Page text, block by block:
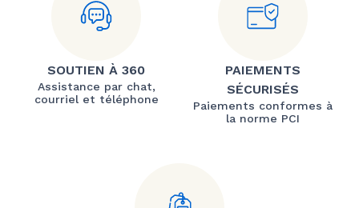
SOUTIEN À 360
Assistance par chat,
courriel et téléphone
PAIEMENTS
SÉCURISÉS
Paiements conformes à
la norme PCI